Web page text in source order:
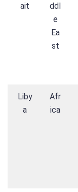
ait
ddl
e
Ea
st
Liby
a
Afr
ica